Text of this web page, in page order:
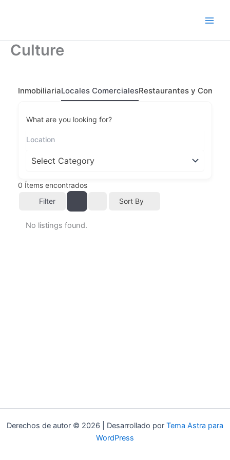
Culture
InmobiliariaLocales ComercialesRestaurantes y Comidas
What are you looking for?
0 Ítems encontrados
Filter
Sort By
No listings found.
Derechos de autor © 2026 | Desarrollado por Tema Astra para
WordPress